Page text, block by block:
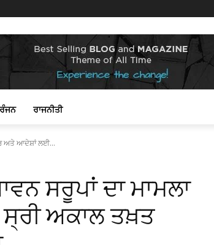
ਰਾਜਨੀਤੀ
ਅਤੇ ਆਦੇਸ਼ਾਂ ਲਈ...
ਸਰੂਪਾਂ ਦਾ ਮਾਮਲਾ
ਅਕਾਲ ਤਖ਼ਤ